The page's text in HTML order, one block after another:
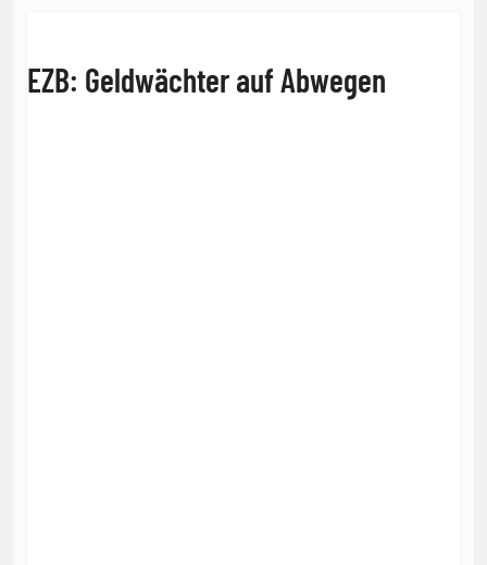
EZB: Geldwächter auf Abwegen